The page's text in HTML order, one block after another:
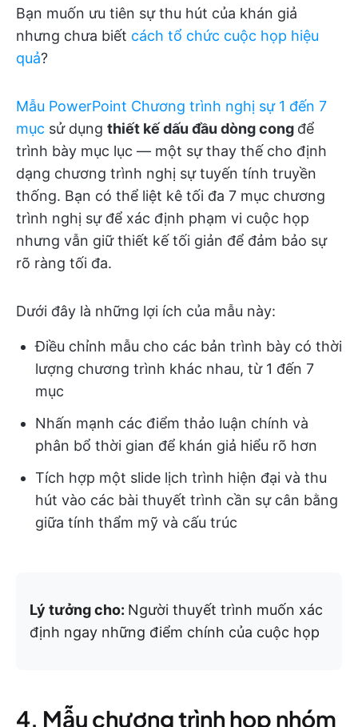
Bạn muốn ưu tiên sự thu hút của khán giả
nhưng chưa biết cách tổ chức cuộc họp hiệu
quả?
Mẫu PowerPoint Chương trình nghị sự 1 đến 7
mục sử dụng thiết kế dấu đầu dòng cong để
trình bày mục lục — một sự thay thế cho định
dạng chương trình nghị sự tuyến tính truyền
thống. Bạn có thể liệt kê tối đa 7 mục chương
trình nghị sự để xác định phạm vi cuộc họp
nhưng vẫn giữ thiết kế tối giản để đảm bảo sự
rõ ràng tối đa.
Dưới đây là những lợi ích của mẫu này:
Điều chỉnh mẫu cho các bản trình bày có thời
lượng chương trình khác nhau, từ 1 đến 7
mục
Nhấn mạnh các điểm thảo luận chính và
phân bổ thời gian để khán giả hiểu rõ hơn
Tích hợp một slide lịch trình hiện đại và thu
hút vào các bài thuyết trình cần sự cân bằng
giữa tính thẩm mỹ và cấu trúc
Lý tưởng cho: Người thuyết trình muốn xác
định ngay những điểm chính của cuộc họp
4. Mẫu chương trình họp nhóm